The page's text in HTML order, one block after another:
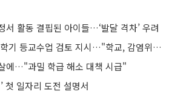
서 활동 결핍된 아이들…‘발달 격차’ 우려
정세균 총리, 신학기 등교수업 검토 지시…"학교, 감염위험 낮아"
에…"과밀 학급 해소 대책 시급"
첫 일자리 도전 설명서